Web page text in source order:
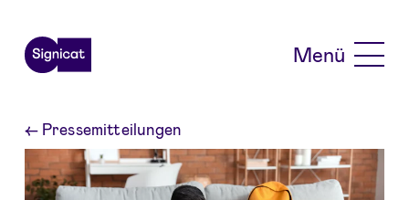
Menü
←Pressemitteilungen